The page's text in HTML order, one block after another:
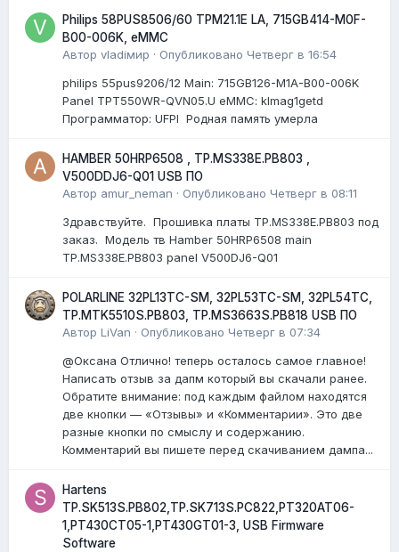
Philips 58PUS8506/60 TPM21.1E LA, 715GB414-M0F-
B00-006K, eMMC
Автор vladiмир · Опубликовано Четверг в 16:54
philips 55pus9206/12 Мain: 715GB126-M1A-B00-006K
Panel TPT550WR-QVN05.U eMMC: klmag1getd
Программатор: UFPI Родная память умерла
HAMBER 50HRP6508 , TP.MS338E.PB803 ,
V500DDJ6-Q01 USB ПО
Автор amur_neman · Опубликовано Четверг в 08:11
Здравствуйте. Прошивка платы TP.MS338E.PB803 под
заказ. Модель тв Hamber 50HRP6508 main
TP.MS338E.PB803 panel V500DJ6-Q01
POLARLINE 32PL13TC-SM, 32PL53TC-SM, 32PL54TC,
TP.MTK5510S.PB803, TP.MS3663S.PB818 USB ПО
Автор LiVan · Опубликовано Четверг в 07:34
@Оксана Отлично! теперь осталось самое главное!
Написать отзыв за дапм который вы скачали ранее.
Обратите внимание: под каждым файлом находятся
две кнопки — «Отзывы» и «Комментарии». Это две
разные кнопки по смыслу и содержанию.
Комментарий вы пишете перед скачиванием дампа...
Hartens
TP.SK513S.PB802,TP.SK713S.PC822,PT320AT06-
1,PT430CT05-1,PT430GT01-3, USB Firmware
Software